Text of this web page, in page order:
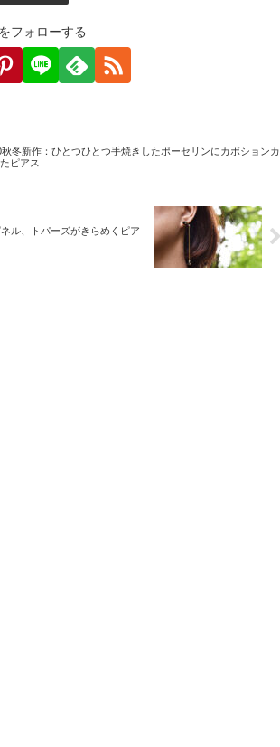
フォローする
冬新作：ひとつひとつ手焼きしたポーセリンにカボションカ
ピアス
ル、トパーズがきらめくピア